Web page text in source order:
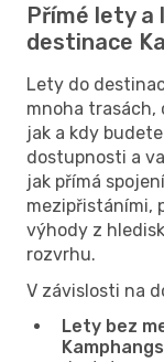
Přímé lety a
destinace
Lety do
mnoha trasách,
jak a kdy
dostupnosti a
jak přímá
mezipřistáními,
výhody z
rozvrhu.
V závislosti na
Lety bez